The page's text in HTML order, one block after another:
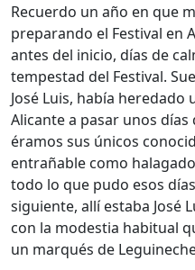
Recuerdo un año en que
preparando el Festival en
antes del inicio, días de
tempestad del Festival.
José Luis, había heredado
Alicante a pasar unos días
éramos sus únicos
entrañable como
todo lo que pudo esos
siguiente, allí estaba José
con la modestia habitual
un marqués de